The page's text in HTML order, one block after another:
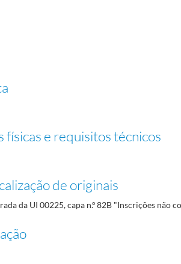
físicas e requisitos técnicos
de originais
da UI 00225, capa n.º 82B "Inscrições não